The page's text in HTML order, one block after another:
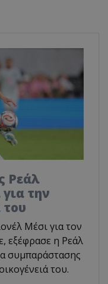
Ρεάλ
την
Μέσι για τον
εξέφρασε η Ρεάλ
συμπαράστασης
του.